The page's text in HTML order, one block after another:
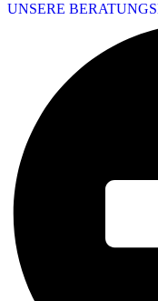
UNSERE